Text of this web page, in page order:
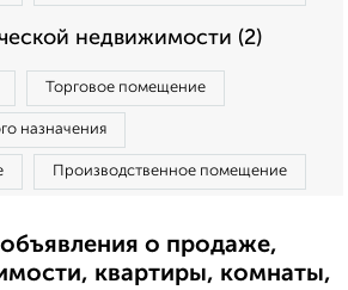
недвижимости (2)
Торговое помещение
назначения
Производственное помещение
о продаже,
квартиры, комнаты,